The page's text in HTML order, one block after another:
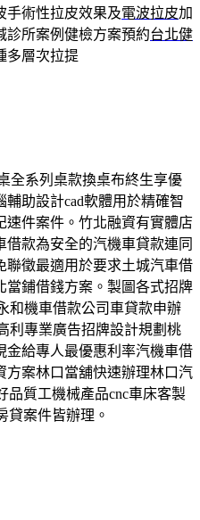
手術性拉皮效果及電波拉皮加
診所案例健檢方案預約台北健
多層次拉提
全系列桌款換桌布終生享優
助設計cad軟體用於精確智
速件案件。竹北融資有實體店
款為安全的汽機車貸款連同
聯徵最適用於要求土城汽車借
當鋪借錢方案。製圖各式招牌
和機車借款公司車貸款申辦
利專業廣告招牌設計規劃桃
金給專人最優惠利率汽機車借
方案林口當舖快速辦理林口汽
品質工機械產品cnc車床客製
貸案件皆辦理。